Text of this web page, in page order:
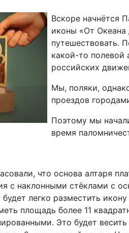
Вскоре начнётся
иконы «От Океана
путешествовать.
какой-то полевой
российских
Мы, поляки,
проездов
Поэтому мы
время
что основа алтаря
с наклонными стёклами с
легко разместить
площадь более 11
Это будет